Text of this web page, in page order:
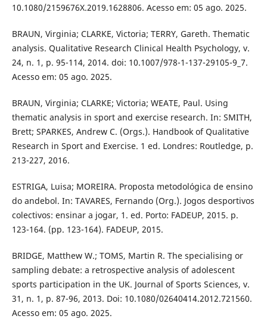
10.1080/2159676X.2019.1628806. Acesso em: 05 ago. 2025.
BRAUN, Virginia; CLARKE, Victoria; TERRY, Gareth. Thematic
analysis. Qualitative Research Clinical Health Psychology, v.
24, n. 1, p. 95-114, 2014. doi: 10.1007/978-1-137-29105-9_7.
Acesso em: 05 ago. 2025.
BRAUN, Virginia; CLARKE; Victoria; WEATE, Paul. Using
thematic analysis in sport and exercise research. In: SMITH,
Brett; SPARKES, Andrew C. (Orgs.). Handbook of Qualitative
Research in Sport and Exercise. 1 ed. Londres: Routledge, p.
213-227, 2016.
ESTRIGA, Luisa; MOREIRA. Proposta metodológica de ensino
do andebol. In: TAVARES, Fernando (Org.). Jogos desportivos
colectivos: ensinar a jogar, 1. ed. Porto: FADEUP, 2015. p.
123-164. (pp. 123-164). FADEUP, 2015.
BRIDGE, Matthew W.; TOMS, Martin R. The specialising or
sampling debate: a retrospective analysis of adolescent
sports participation in the UK. Journal of Sports Sciences, v.
31, n. 1, p. 87-96, 2013. Doi: 10.1080/02640414.2012.721560.
Acesso em: 05 ago. 2025.